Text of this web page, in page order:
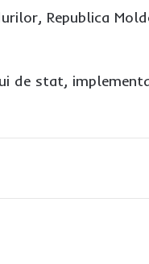
Republica
de stat,